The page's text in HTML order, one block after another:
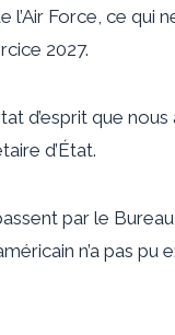
Force, ce qui
2027.
d’esprit que
d’État.
par le
n’a pas pu